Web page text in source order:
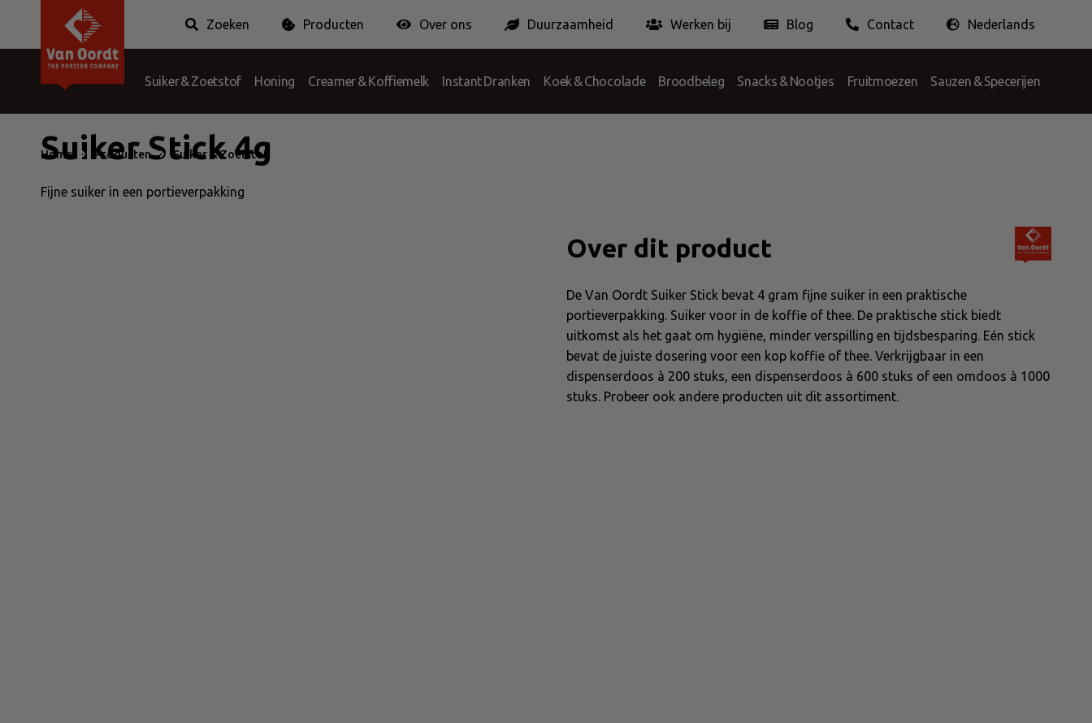
Zoeken Producten
Suiker & Zoetstof Honing Creamer & Koffiemelk Instant Dranken Koek & Chocolade Broodbeleg Snacks & Nootjes Fruitmoezen Sauzen & Specerijen
Over ons
Van Oordt Geschiedenis Branches PortionPack Group Certificeringen Voorwaarden Verpakkingsbijdrage Ethisch zaken doen
Duurzaamheid Werken bij Blog Contact
Voorwaarden Klachten Vraag & antwoord
Nederlands
Nederlands English Français
Home Producten Suiker & Zoetstof
Suiker Stick 4g
Fijne suiker in een portieverpakking
Over dit product
De Van Oordt Suiker Stick bevat 4 gram fijne suiker in een praktische
portieverpakking. Suiker voor in de koffie of thee. De praktische stick biedt
uitkomst als het gaat om hygiëne, minder verspilling en tijdsbesparing. Eén stick
bevat de juiste dosering voor een kop koffie of thee. Verkrijgbaar in een
dispenserdoos à 200 stuks, een dispenserdoos à 600 stuks of een omdoos à 1000
stuks. Probeer ook andere producten uit dit assortiment.